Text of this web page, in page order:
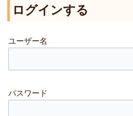
象
ログインする
ユーザー名
パスワード